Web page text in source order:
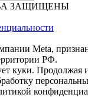
ЗАЩИЩЕНЫ
Meta,
РФ.
куки. Продолжая